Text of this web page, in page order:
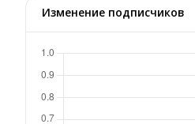
Изменение подписчиков